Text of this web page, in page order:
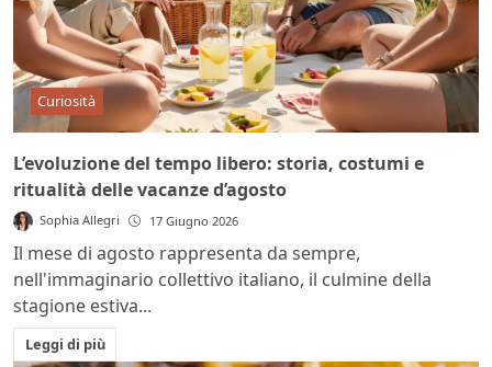
Curiosità
L’evoluzione del tempo libero: storia, costumi e
ritualità delle vacanze d’agosto
Sophia Allegri 17 Giugno 2026
Il mese di agosto rappresenta da sempre,
nell'immaginario collettivo italiano, il culmine della
stagione estiva...
Leggi di più